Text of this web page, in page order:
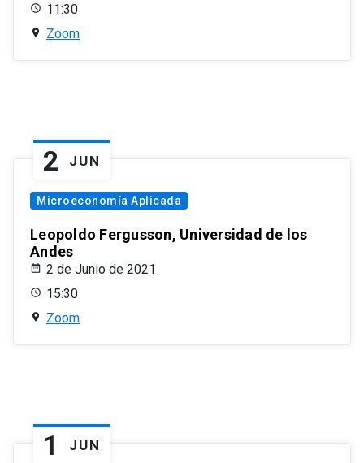
11:30
Zoom
2 JUN
Microeconomía Aplicada
Leopoldo Fergusson, Universidad de los
Andes
2 de Junio de 2021
15:30
Zoom
1 JUN